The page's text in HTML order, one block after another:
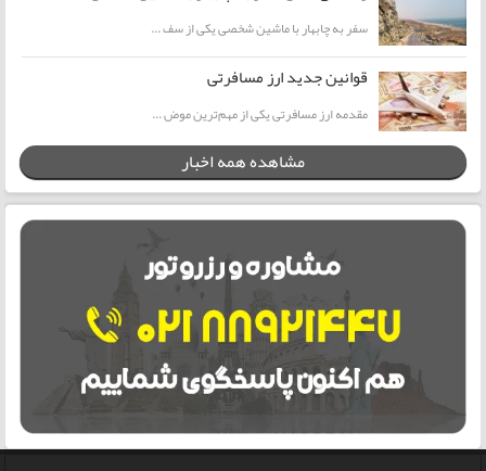
سفر به چابهار با ماشین شخصی یکی از سف ...
قوانین جدید ارز مسافرتی
مقدمه ارز مسافرتی یکی از مهم‌ترین موض ...
مشاهده همه اخبار